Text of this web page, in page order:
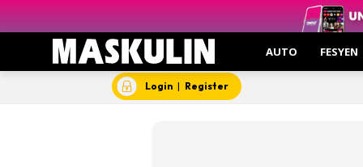
AUTO FESYEN
Login | Register